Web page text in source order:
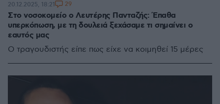
Στο νοσοκομείο ο Λευτέρης Πανταζής: Έπαθα
υπερκόπωση, με τη δουλειά ξεχάσαμε τι σημαίνει ο
εαυτός μας
Ο τραγουδιστής είπε πως είχε να κοιμηθεί 15 μέρες
20.12.2025, 18:21 29